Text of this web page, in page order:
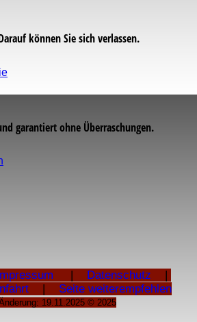
können Sie sich verlassen.
garantiert ohne Überraschungen.
| Datenschutz |
| Seite weiterempfehlen
19.11.2025 © 2025